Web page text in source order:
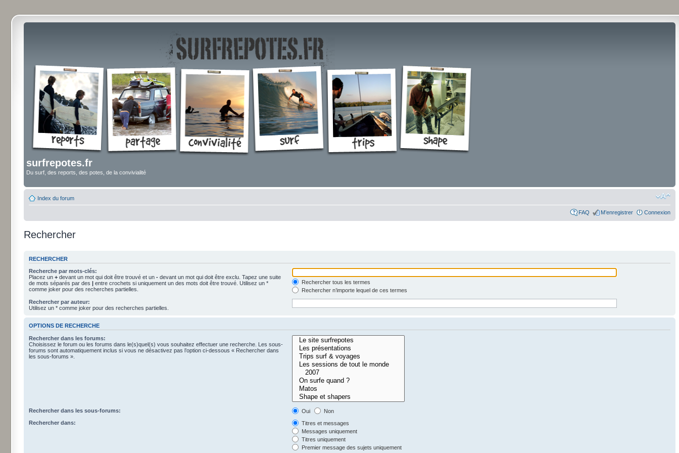
surfrepotes.fr
Du surf, des reports, des potes, de la convivialité
Index du forum
FAQ M’enregistrer Connexion
Rechercher
RECHERCHER
Recherche par mots-clés:
Placez un + devant un mot qui doit être trouvé et un - devant un mot qui doit être exclu. Tapez une suite
de mots séparés par des | entre crochets si uniquement un des mots doit être trouvé. Utilisez un *
comme joker pour des recherches partielles.
Rechercher tous les termes
Rechercher n’importe lequel de ces termes
Rechercher par auteur:
Utilisez un * comme joker pour des recherches partielles.
OPTIONS DE RECHERCHE
Rechercher dans les forums:
Choisissez le forum ou les forums dans le(s)quel(s) vous souhaitez effectuer une recherche. Les sous-
forums sont automatiquement inclus si vous ne désactivez pas l’option ci-dessous « Rechercher dans
les sous-forums ».
Rechercher dans les sous-forums: Oui
Non
Rechercher dans:
Titres et messages
Messages uniquement
Titres uniquement
Premier message des sujets uniquement